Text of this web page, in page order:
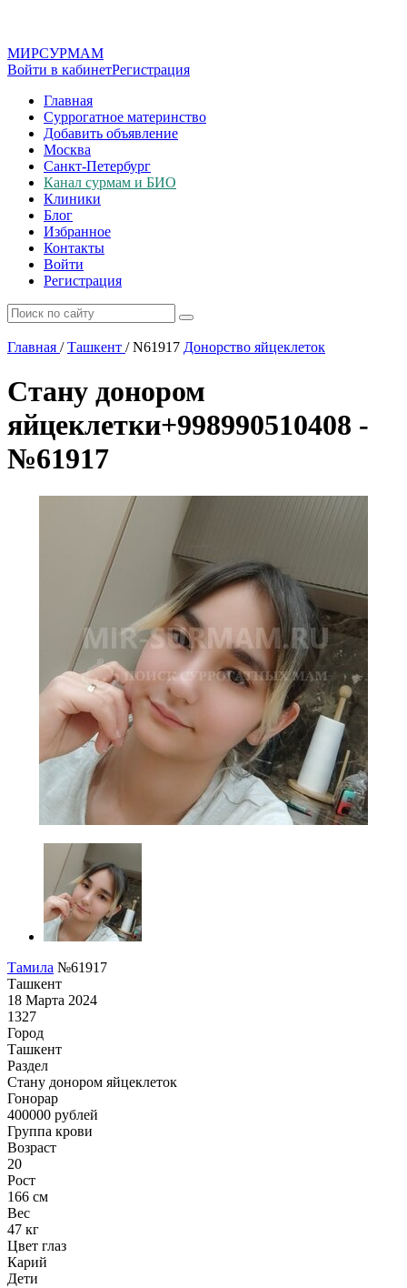
МИРСУРМАМ
Войти в кабинетРегистрация
Главная
Суррогатное материнство
Добавить объявление
Москва
Санкт-Петербург
Канал сурмам и БИО
Клиники
Блог
Избранное
Контакты
Войти
Регистрация
Главная / Ташкент /N61917 Донорство яйцеклеток
Стану донором
яйцеклетки+998990510408 -
№61917
Тамила №61917
Ташкент
18 Марта 2024
1327
Город
Ташкент
Раздел
Стану донором яйцеклеток
Гонoрар
400000 рублей
Группа крови
Возраст
20
Рост
166 см
Вес
47 кг
Цвет глаз
Карий
Дети